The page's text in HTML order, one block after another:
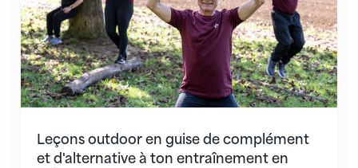
Leçons outdoor en guise de complément
et d'alternative à ton entraînement en